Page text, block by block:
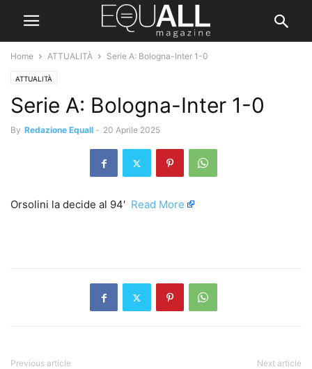
Home ATTUALITÀ Serie A: Bologna-Inter 1-0
ATTUALITÀ
Serie A: Bologna-Inter 1-0
By Redazione Equall - 20 Aprile 2025
Orsolini la decide al 94′ ​ Read More
Previous article Next article